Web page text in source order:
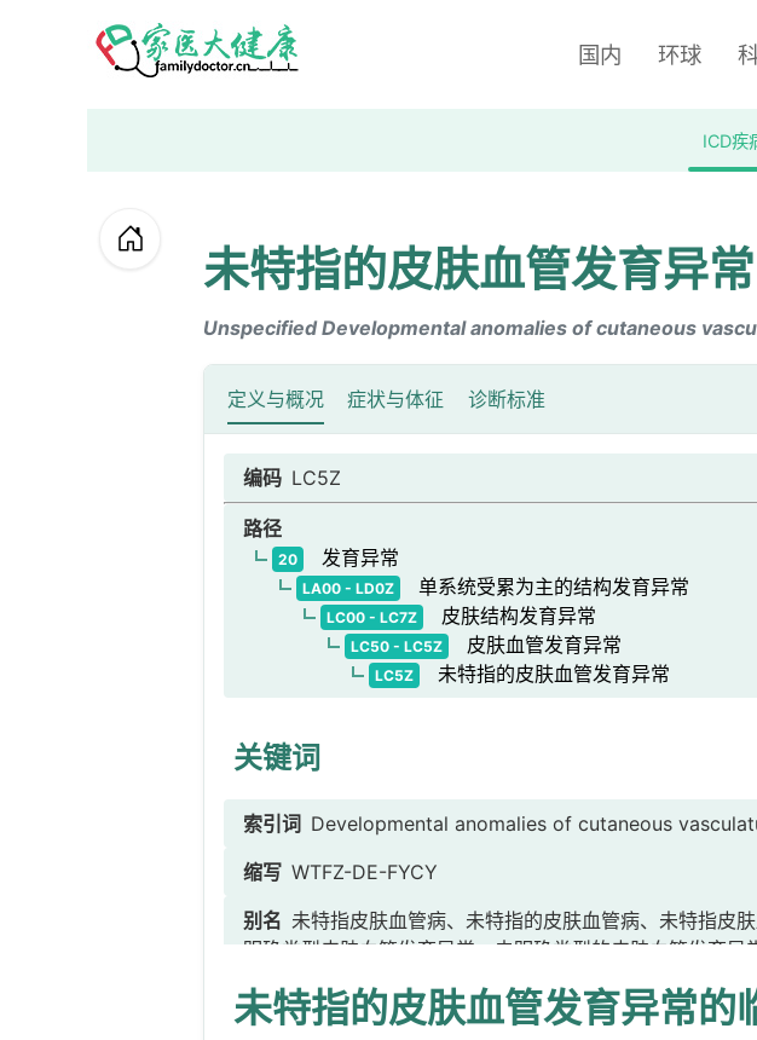
国内 环球
ICD疾
未特指的皮肤血管发育异常
Unspecified Developmental anomalies of cutaneous
定义与概况 症状与体征 诊断标准
编码 LC5Z
路径
20 发育异常
LA00 - LD0Z 单系统受累为主的结构发育异常
LC00 - LC7Z 皮肤结构发育异常
LC50 - LC5Z 皮肤血管发育异常
LC5Z 未特指的皮肤血管发育异常
关键词
索引词 Developmental anomalies of cutaneous
缩写 WTFZ-DE-FYCY
别名 未特指皮肤血管病、未特指的皮肤血管病、未特指皮
明确类型皮肤血管发育异常、未明确类型的皮肤血管发育
未特指的皮肤血管发育异常的